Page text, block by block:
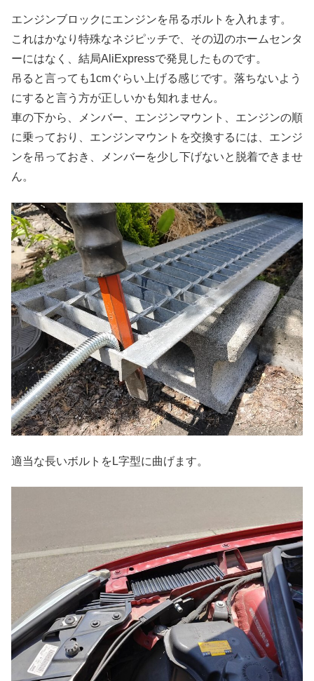
エンジンブロックにエンジンを吊るボルトを入れます。
これはかなり特殊なネジピッチで、その辺のホームセンタ
ーにはなく、結局AliExpressで発見したものです。
吊ると言っても1cmぐらい上げる感じです。落ちないよう
にすると言う方が正しいかも知れません。
車の下から、メンバー、エンジンマウント、エンジンの順
に乗っており、エンジンマウントを交換するには、エンジ
ンを吊っておき、メンバーを少し下げないと脱着できませ
ん。
適当な長いボルトをL字型に曲げます。